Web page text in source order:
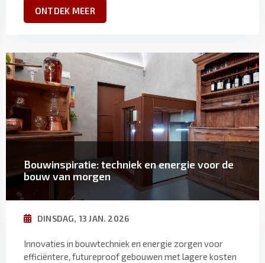
ONTDEK MEER
Bouwinspiratie: techniek en energie voor de
bouw van morgen
DINSDAG, 13 JAN. 2026
Innovaties in bouwtechniek en energie zorgen voor
efficiëntere, futureproof gebouwen met lagere kosten